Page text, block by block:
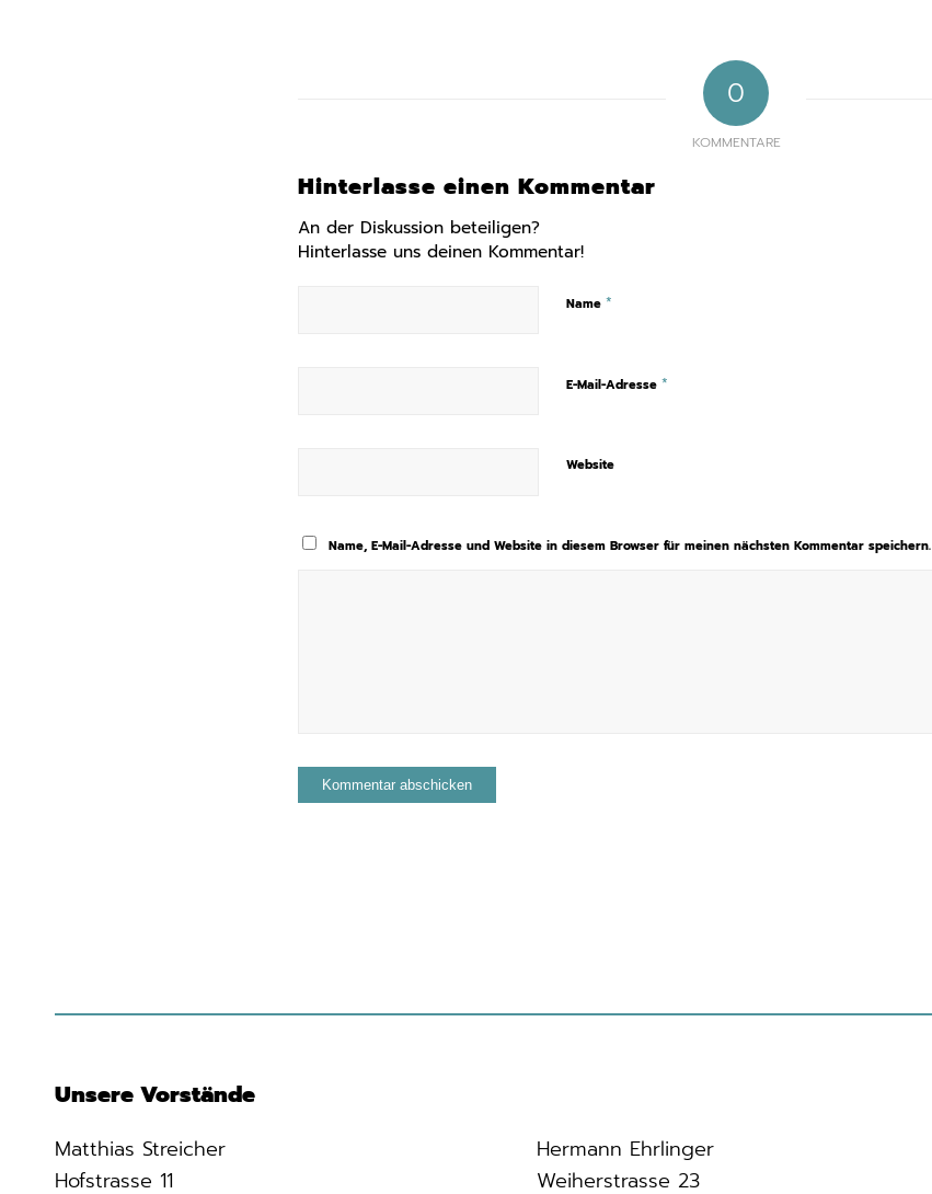
0
KOMMENTARE
Hinterlasse einen Kommentar
An der Diskussion beteiligen?
Hinterlasse uns deinen Kommentar!
Name *
E-Mail-Adresse *
Website
Name, E-Mail-Adresse und Website in diesem Browser für meinen nächsten Kommentar speichern.
Unsere Vorstände
Matthias Streicher
Hofstrasse 11
Hermann Ehrlinger
Weiherstrasse 23